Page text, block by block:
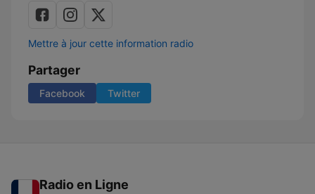
Mettre à jour cette information radio
Partager
Facebook Twitter
Radio en Ligne